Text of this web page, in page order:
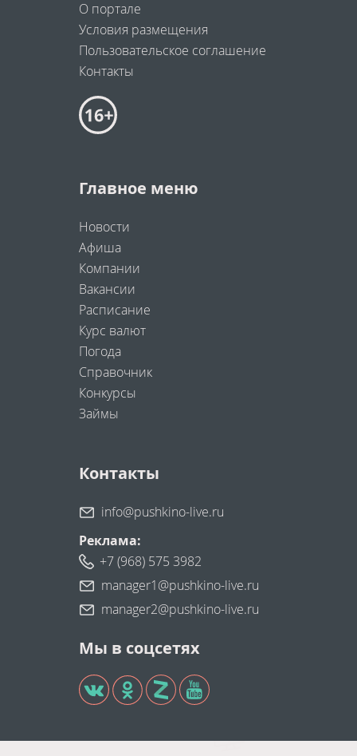
О портале
Условия размещения
Пользовательское соглашение
Контакты
Главное меню
Новости
Афиша
Компании
Вакансии
Расписание
Курс валют
Погода
Справочник
Конкурсы
Займы
Контакты
info@pushkino-live.ru
Реклама:
+7 (968) 575 3982
manager1@pushkino-live.ru
manager2@pushkino-live.ru
Мы в соцсетях